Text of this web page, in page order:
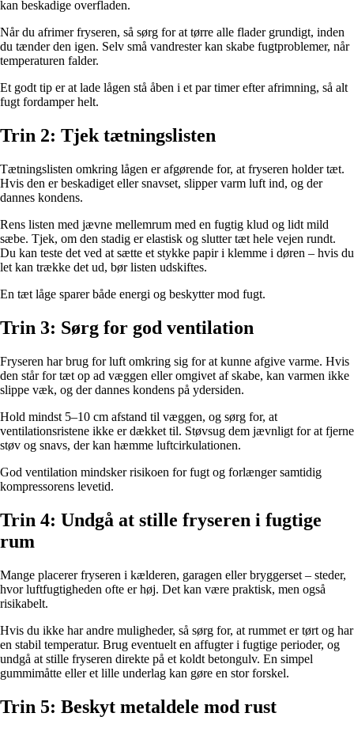
kan beskadige overfladen.
Når du afrimer fryseren, så sørg for at tørre alle flader grundigt, inden
du tænder den igen. Selv små vandrester kan skabe fugtproblemer, når
temperaturen falder.
Et godt tip er at lade lågen stå åben i et par timer efter afrimning, så alt
fugt fordamper helt.
Trin 2: Tjek tætningslisten
Tætningslisten omkring lågen er afgørende for, at fryseren holder tæt.
Hvis den er beskadiget eller snavset, slipper varm luft ind, og der
dannes kondens.
Rens listen med jævne mellemrum med en fugtig klud og lidt mild
sæbe. Tjek, om den stadig er elastisk og slutter tæt hele vejen rundt.
Du kan teste det ved at sætte et stykke papir i klemme i døren – hvis du
let kan trække det ud, bør listen udskiftes.
En tæt låge sparer både energi og beskytter mod fugt.
Trin 3: Sørg for god ventilation
Fryseren har brug for luft omkring sig for at kunne afgive varme. Hvis
den står for tæt op ad væggen eller omgivet af skabe, kan varmen ikke
slippe væk, og der dannes kondens på ydersiden.
Hold mindst 5–10 cm afstand til væggen, og sørg for, at
ventilationsristene ikke er dækket til. Støvsug dem jævnligt for at fjerne
støv og snavs, der kan hæmme luftcirkulationen.
God ventilation mindsker risikoen for fugt og forlænger samtidig
kompressorens levetid.
Trin 4: Undgå at stille fryseren i fugtige
rum
Mange placerer fryseren i kælderen, garagen eller bryggerset – steder,
hvor luftfugtigheden ofte er høj. Det kan være praktisk, men også
risikabelt.
Hvis du ikke har andre muligheder, så sørg for, at rummet er tørt og har
en stabil temperatur. Brug eventuelt en affugter i fugtige perioder, og
undgå at stille fryseren direkte på et koldt betongulv. En simpel
gummimåtte eller et lille underlag kan gøre en stor forskel.
Trin 5: Beskyt metaldele mod rust